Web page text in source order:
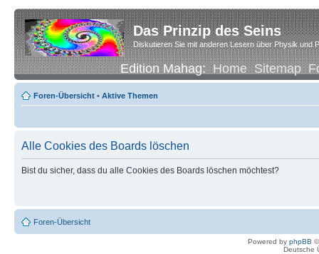
Das Prinzip des Seins
Diskutieren Sie mit anderen Lesern über Physik und
Edition Mahag:Home Sitemap
Foren-Übersicht • Aktive Themen
Alle Cookies des Boards löschen
Bist du sicher, dass du alle Cookies des Boards löschen möchtest?
Foren-Übersicht
Powered by phpBB
Deutsche